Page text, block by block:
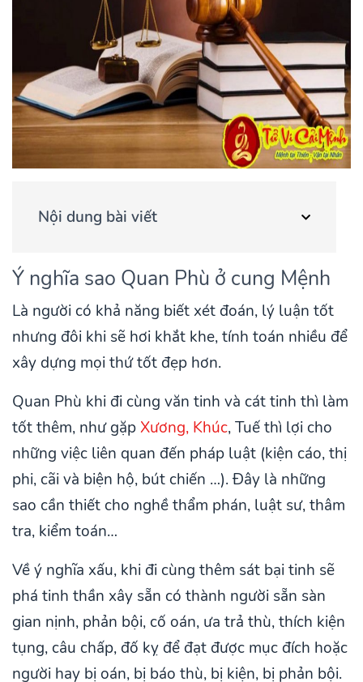
Nội dung bài viết
Ý nghĩa sao Quan Phù ở cung Mệnh
Là người có khả năng biết xét đoán, lý luận tốt
nhưng đôi khi sẽ hơi khắt khe, tính toán nhiều để
xây dựng mọi thứ tốt đẹp hơn.
Quan Phù khi đi cùng văn tinh và cát tinh thì làm
tốt thêm, như gặpXương, Khúc, Tuế thì lợi cho
những việc liên quan đến pháp luật (kiện cáo, thị
phi, cãi và biện hộ, bút chiến …). Đây là những
sao cần thiết cho nghề thẩm phán, luật sư, thâm
tra, kiểm toán…
Về ý nghĩa xấu, khi đi cùng thêm sát bại tinh sẽ
phá tinh thần xây sẵn có thành người sẵn sàn
gian nịnh, phản bội, cố oán, ưa trả thù, thích kiện
tụng, câu chấp, đố kỵ để đạt được mục đích hoặc
người hay bị oán, bị báo thù, bị kiện, bị phản bội.